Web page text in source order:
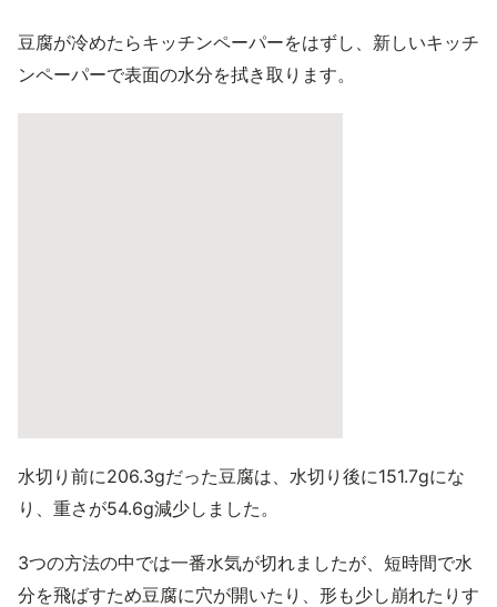
豆腐が冷めたらキッチンペーパーをはずし、新しいキッチ
ンペーパーで表面の水分を拭き取ります。
水切り前に206.3gだった豆腐は、水切り後に151.7gにな
り、重さが54.6g減少しました。
3つの方法の中では一番水気が切れましたが、短時間で水
分を飛ばすため豆腐に穴が開いたり、形も少し崩れたりす